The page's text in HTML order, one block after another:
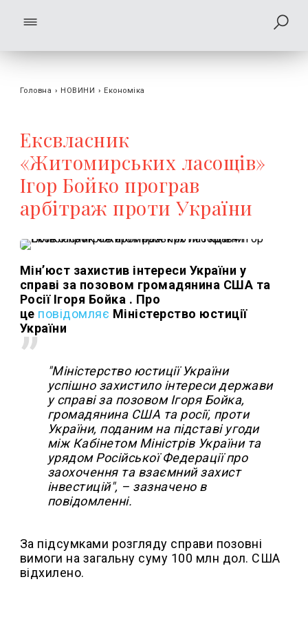
Головна › НОВИНИ › Економіка
Ексвласник
«Житомирських ласощів»
Ігор Бойко програв
арбітраж проти України
Мін’юст захистив інтереси України у
справі за позовом громадянина США та
Росії Ігоря Бойка . Про
це повідомляє Міністерство юстиції
України
"Міністерство юстиції України
успішно захистило інтереси держави
у справі за позовом Ігоря Бойка,
громадянина США та росії, проти
України, поданим на підставі угоди
між Кабінетом Міністрів України та
урядом Російської Федерації про
заохочення та взаємний захист
інвестицій", – зазначено в
повідомленні.
За підсумками розгляду справи позовні
вимоги на загальну суму 100 млн дол. США
відхилено.